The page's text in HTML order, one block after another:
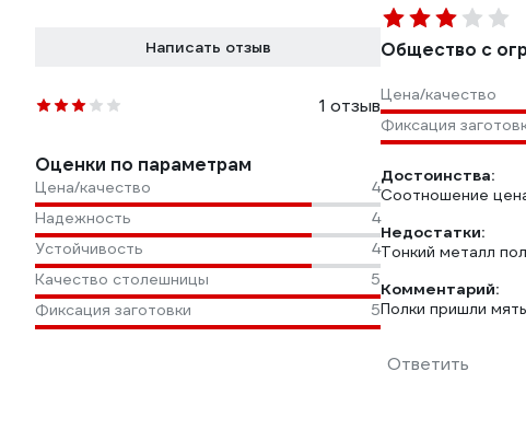
Написать отзыв
1 отзыв
Оценки по параметрам
Цена/качество
4
Надежность
4
Устойчивость
4
Качество столешницы
5
Фиксация заготовки
5
Общество с
Цена/качество
Фиксация
Достоинства:
Соотношение
Недостатки:
Тонкий металл
Комментарий:
Полки пришли
Ответить